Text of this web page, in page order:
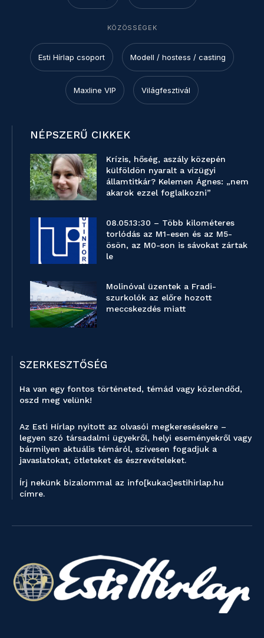
KÖZÖSSÉGEK
Esti Hírlap csoport Modell / hostess / casting
Maxline VIP Világfesztivál
NÉPSZERŰ CIKKEK
Krízis, hőség, aszály közepén
külföldön nyaralt a vízügyi
államtitkár? Kelemen Ágnes: „nem
akarok ezzel foglalkozni”
08.05.13:30 – Több kilométeres
torlódás az M1-esen és az M5-
ösön, az M0-son is sávokat zártak
le
Molinóval üzentek a Fradi-
szurkolók az előre hozott
meccskezdés miatt
SZERKESZTŐSÉG
Ha van egy fontos történeted, témád vagy közlendőd,
oszd meg velünk!
Az Esti Hírlap nyitott az olvasói megkeresésekre –
legyen szó társadalmi ügyekről, helyi eseményekről vagy
bármilyen aktuális témáról, szívesen fogadjuk a
javaslatokat, ötleteket és észrevételeket.
Írj nekünk bizalommal az info[kukac]estihirlap.hu
címre.